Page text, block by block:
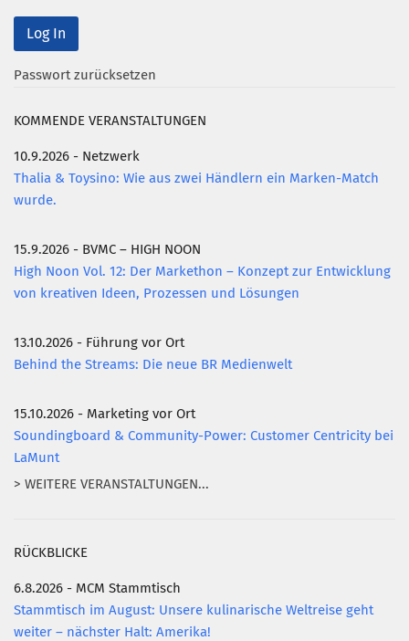
AKTUELLES
Passwort zurücksetzen
KOMMENDE VERANSTALTUNGEN
10.9.2026 - Netzwerk
Thalia & Toysino: Wie aus zwei Händlern ein Marken-Match
wurde.
15.9.2026 - BVMC – HIGH NOON
High Noon Vol. 12: Der Markethon – Konzept zur Entwicklung
von kreativen Ideen, Prozessen und Lösungen
13.10.2026 - Führung vor Ort
Behind the Streams: Die neue BR Medienwelt
15.10.2026 - Marketing vor Ort
Soundingboard & Community-Power: Customer Centricity bei
LaMunt
> WEITERE VERANSTALTUNGEN...
RÜCKBLICKE
6.8.2026 - MCM Stammtisch
Stammtisch im August: Unsere kulinarische Weltreise geht
weiter – nächster Halt: Amerika!